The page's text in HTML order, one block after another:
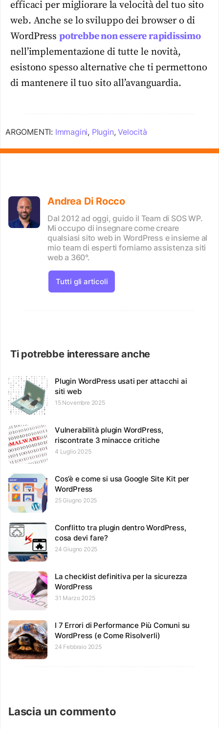
efficaci per migliorare la velocità del tuo sito
web. Anche se lo sviluppo dei browser o di
WordPress potrebbe non essere rapidissimo
nell’implementazione di tutte le novità,
esistono spesso alternative che ti permettono
di mantenere il tuo sito all’avanguardia.
ARGOMENTI: Immagini, Plugin,Velocità
Andrea Di Rocco
Dal 2012 ad oggi, guido il Team di SOS WP.
Mi occupo di insegnare come creare
qualsiasi sito web in WordPress e insieme al
mio team di esperti forniamo assistenza siti
web a 360°.
Tutti gli articoli
Ti potrebbe interessare anche
Plugin WordPress usati per attacchi ai
siti web
15 Novembre 2025
Vulnerabilità plugin WordPress,
riscontrate 3 minacce critiche
4 Luglio 2025
Cos’è e come si usa Google Site Kit per
WordPress
25 Giugno 2025
Conflitto tra plugin dentro WordPress,
cosa devi fare?
24 Giugno 2025
La checklist definitiva per la sicurezza
WordPress
31 Marzo 2025
I 7 Errori di Performance Più Comuni su
WordPress (e Come Risolverli)
24 Febbraio 2025
Lascia un commento